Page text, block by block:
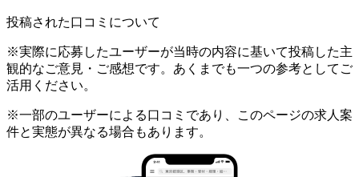
投稿された口コミについて
※実際に応募したユーザーが当時の内容に基いて投稿した主
観的なご意見・ご感想です。あくまでも一つの参考としてご
活用ください。
※一部のユーザーによる口コミであり、このページの求人案
件と実態が異なる場合もあります。